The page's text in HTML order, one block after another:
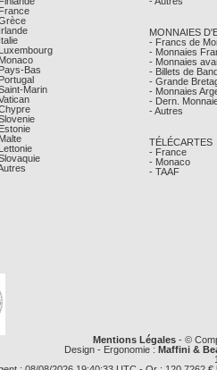
Bas
Marin
MONNAIES
- Francs de
- Monnaies
- Monnaies
- Billets de
- Grande
- Monnaies
- Dern.
- Autres
TÉLÉCARTES
- France
- Monaco
- TAAF
Mentions Légales- ©
Design - Ergonomie : Maffini &